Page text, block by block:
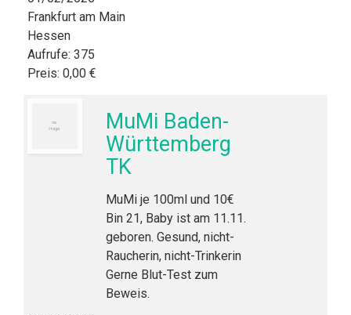
Frankfurt am Main
Hessen
Aufrufe: 375
Preis: 0,00 €
MuMi Baden-
Württemberg
TK
MuMi je 100ml und 10€
Bin 21, Baby ist am 11.11.
geboren. Gesund, nicht-
Raucherin, nicht-Trinkerin
Gerne Blut-Test zum
Beweis.